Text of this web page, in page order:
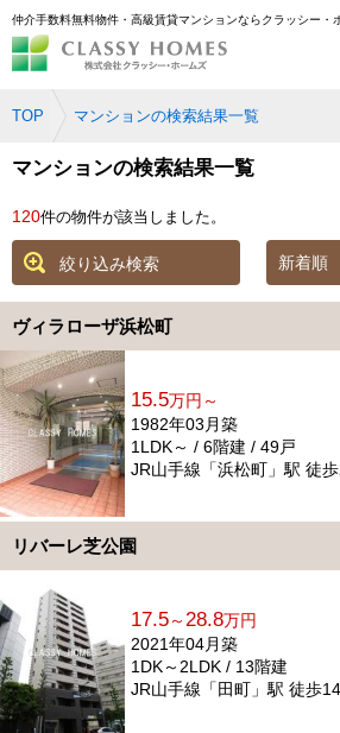
仲介手数料無料物件・高級賃貸マンションならクラッシー・
TOP マンションの検索結果一覧
マンションの検索結果一覧
120件の物件が該当しました。
絞り込み検索
ヴィラローザ浜松町
15.5万円～
1982年03月築
1LDK～ / 6階建 / 49戸
JR山手線「浜松町」駅 徒
リバーレ芝公園
17.5～28.8万円
2021年04月築
1DK～2LDK / 13階建
JR山手線「田町」駅 徒歩